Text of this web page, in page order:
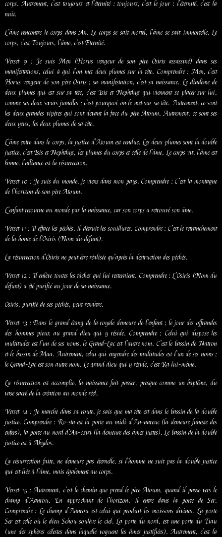
corps. Autrement, c’est toujours et l’éternité : toujours, c’est le jour ; l’éternité, c’est la
nuit.
L’âme rencontre le corps dans An. Le corps se sait mortel, l’âme se sait immortelle. Le
corps, c’est Toujours, l’âme, c’est Eternité.
Verset 9 : Je suis Men (Horus vengeur de son père Osiris assassiné) dans ses
manifestations, celui à qui l’on met deux plumes sur la tête. Comprendre : Men, c’est
Horus vengeur de son père Osiris ; sa manifestation, c’est sa naissance. Le diadème de
deux plumes qui est sur sa tête, c’est Isis et Nephthys qui viennent se placer sur lui,
comme ses deux sœurs jumelles ; c’est pourquoi on le met sur sa tête. Autrement, ce sont
les deux grandes vipères qui sont devant la face du père Atoum. Autrement, ce sont ses
deux yeux, les deux plumes de sa tête.
L’âme entre dans le corps, la justice d’Atoum est rendue. Les deux plumes sont la double
justice, c’est Isis et Nephthys, les plumes du corps et celle de l’âme. Le corps vit, l’âme est
bonne, l’alliance est la résurrection.
Verset 10 : Je suis du monde, je viens dans mon pays. Comprendre : C’est la montagne
de l’horizon de son père Atoum.
L’enfant retourne au monde par la naissance, car son corps a retrouvé son âme.
Verset 11 : Il efface les péchés, il détruit les souillures. Comprendre : C’est le retranchement
de la honte de l’Osiris (Nom du défunt).
La résurrection d’Osiris ne peut être réalisée qu’après la destruction des péchés.
Verset 12 : Il enlève toutes les tâches qui lui resteraient. Comprendre : L’Osiris (Nom du
défunt) a été purifié au jour de sa naissance.
Osiris, purifié de ses péchés, peut renaître.
Verset 13 : Dans le grand étang de la royale demeure de l’enfant ; le jour des offrandes
des hommes pieux au grand dieu qui y réside. Comprendre : Celui qui dispose les
multitudes est l’un de ses noms, le Grand-Lac est l’autre nom. C’est le bassin de Natron
et le bassin de Maa. Autrement, celui qui engendre des multitudes est l’un de ses noms ;
le Grand-Lac est son autre nom. Le grand dieu qui y réside, c’est Ra lui-même.
La résurrection est accomplie, la naissance fait passer, presque comme un baptême, du
vase sacré de la création au monde réel.
Verset 14 : Je marche dans sa route, je sais que ma tête est dans le bassin de la double
justice. Comprendre : Ro-sta est la porte au midi d’An-aareuc (la demeure funeste des
enfers), la porte au nord d’Aa-osiri (la demeure des âmes justes). Le bassin de la double
justice est à Abydos.
La résurrection faite, ne demeure pas éternelle, si l’homme ne suit pas la double justice
qui est liée à l’âme, mais également au corps.
Verset 15 : Autrement, c’est le chemin que prend le père Atoum, quand il passe vers le
champ d’Aanrou. En approchant de l’horizon, il entre dans la porte de Ser.
Comprendre : Le champ d’Aanrou est celui qui produit les moissons divines. La porte
Ser est celle où le dieu Schou soulève le ciel. La porte du nord, est une porte du Tiau
(une des sphères célestes dans laquelle voguent les âmes justifiées). Autrement, c’est la